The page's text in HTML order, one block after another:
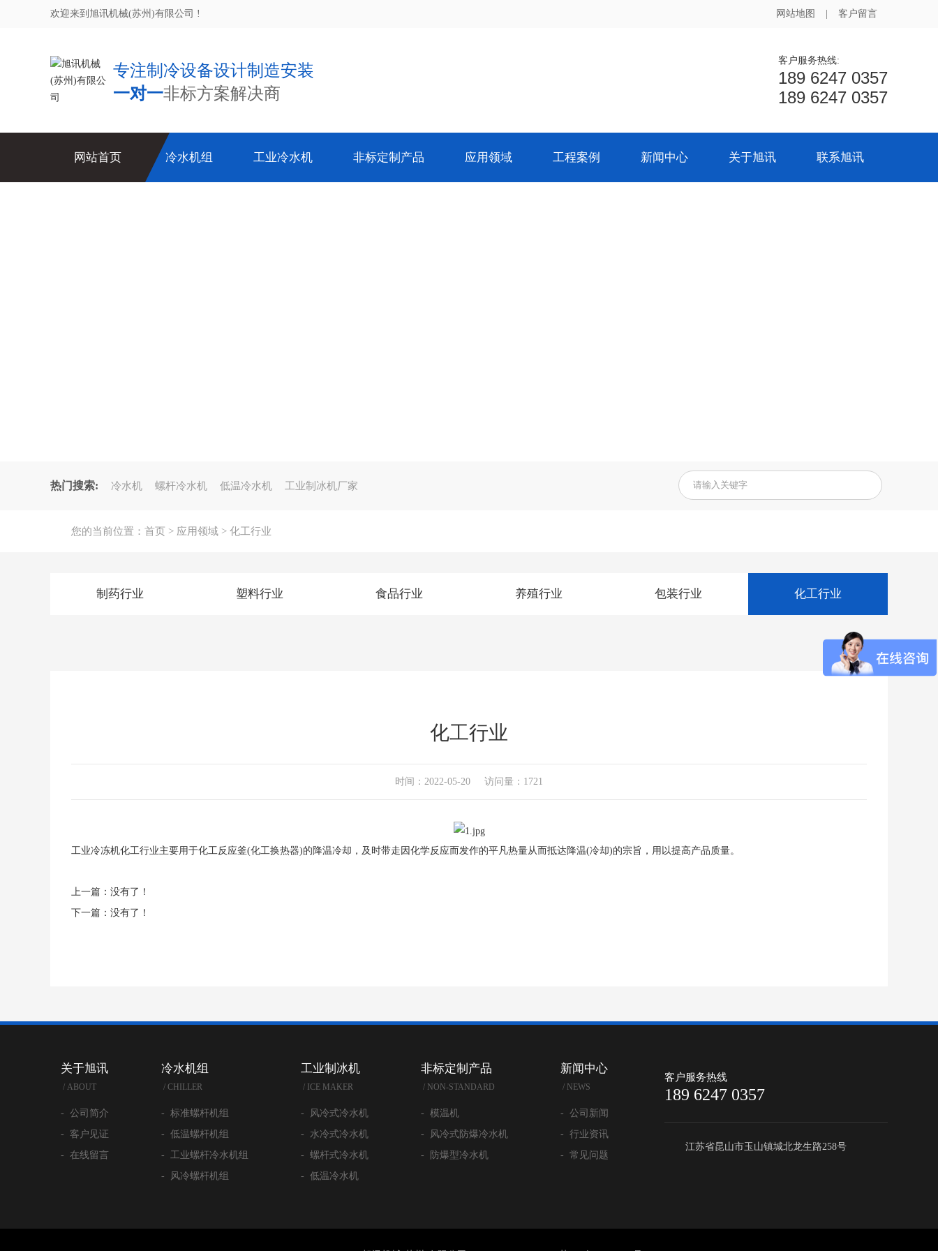
欢迎来到旭讯机械(苏州)有限公司 ! 网站地图 客户留言
专注制冷设备设计制造安装
一对一非标方案解决商
客户服务热线:
189 6247 0357
189 6247 0357
网站首页 冷水机组 工业冷水机 非标定制产品 应用领域 工程案例 新闻中心 关于旭讯 联系旭讯
热门搜索: 冷水机 螺杆冷水机 低温冷水机 工业制冰机厂家
您的当前位置： 首页 > 应用领域 > 化工行业
制药行业 塑料行业 食品行业 养殖行业 包装行业 化工行业
化工行业
时间：2022-05-20 访问量：1721
工业冷冻机化工行业主要用于化工反应釜(化工换热器)的降温冷却，及时带走因化学反应而发作的平凡热量从而抵达降温(冷却)的宗旨，用以提高产品质量。
上一篇：没有了！
下一篇：没有了！
关于旭讯
/ ABOUT
- 公司简介
- 客户见证
- 在线留言
冷水机组
/ CHILLER
- 标准螺杆机组
- 低温螺杆机组
- 工业螺杆冷水机组
- 风冷螺杆机组
工业制冰机
/ ICE MAKER
- 风冷式冷水机
- 水冷式冷水机
- 螺杆式冷水机
- 低温冷水机
非标定制产品
/ NON-STANDARD
- 模温机
- 风冷式防爆冷水机
- 防爆型冷水机
新闻中心
/ NEWS
- 公司新闻
- 行业资讯
- 常见问题
客户服务热线
189 6247 0357
江苏省昆山市玉山镇城北龙生路258号